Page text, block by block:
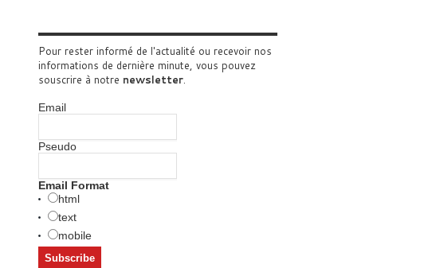
Pour rester informé de l'actualité ou recevoir nos
informations de dernière minute, vous pouvez
souscrire à notre newsletter.
Email
Pseudo
Email Format
html
text
mobile